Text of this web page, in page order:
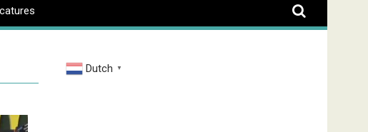
Dutch ▼